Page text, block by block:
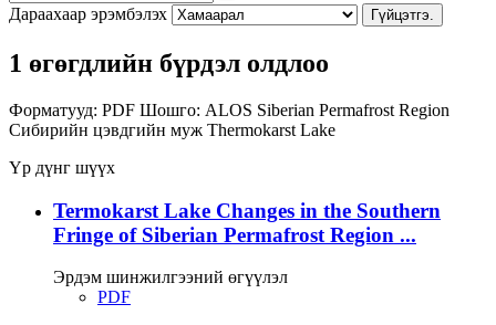
Дараахаар эрэмбэлэх Гүйцэтгэ.
1 өгөгдлийн бүрдэл олдлоо
Форматууд: PDF Шошго: ALOS Siberian Permafrost Region
Сибирийн цэвдгийн муж Thermokarst Lake
Үр дүнг шүүх
Termokarst Lake Changes in the Southern
Fringe of Siberian Permafrost Region ...
Эрдэм шинжилгээний өгүүлэл
PDF